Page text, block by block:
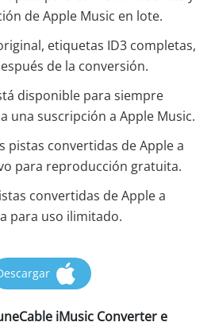
de Apple Music en lote.
etiquetas ID3 completas,
de la conversión.
disponible para siempre
una suscripción a Apple Music.
pistas convertidas de Apple a
para reproducción gratuita.
convertidas de Apple a
para uso ilimitado.
iMusic Converter e